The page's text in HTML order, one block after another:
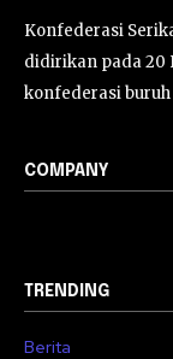
Konfederasi
didirikan pada 20
konfederasi
COMPANY
TRENDING
Berita